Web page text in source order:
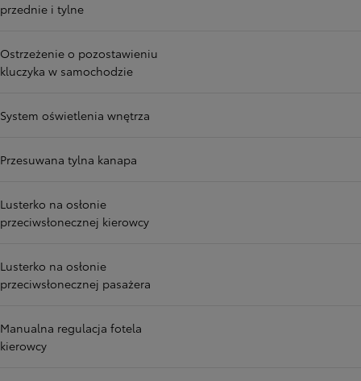
przednie i tylne
Ostrzeżenie o pozostawieniu
kluczyka w samochodzie
System oświetlenia wnętrza
Przesuwana tylna kanapa
Lusterko na osłonie
przeciwsłonecznej kierowcy
Lusterko na osłonie
przeciwsłonecznej pasażera
Manualna regulacja fotela
kierowcy